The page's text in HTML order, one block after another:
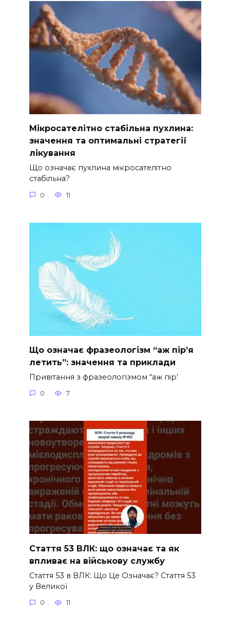
Мікросателітно стабільна пухлина:
значення та оптимальні стратегії
лікування
Що означає пухлина мікросателітно
стабільна?
0 11
Що означає фразеологізм “аж пір’я
летить”: значення та приклади
Привітання з фразеологізмом “аж пір’
0 7
Стаття 53 ВЛК: що означає та як
впливає на військову службу
Стаття 53 в ВЛК: Що Це Означає? Стаття 53
у Великої
0 11